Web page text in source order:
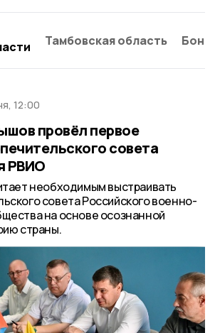
Тамбовская область
12:00
провёл первое
совета
РВИО
необходимым выстраивать
совета Российского военно-
на основе осознанной
страны.